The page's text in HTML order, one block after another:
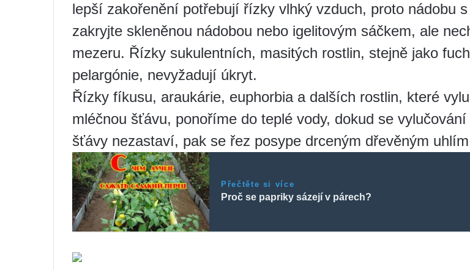
lepší zakořenění potřebují řízky vlhký vzduch, proto nádobu
zakryjte skleněnou nádobou nebo igelitovým sáčkem, ale
mezeru. Řízky sukulentních, masitých rostlin, stejně jako
pelargónie, nevyžadují úkryt.
Řízky fíkusu, araukárie, euphorbia a dalších rostlin, které
mléčnou šťávu, ponoříme do teplé vody, dokud se vylučování
šťávy nezastaví, pak se řez posype drceným dřevěným
Přečtěte si více
Proč se papriky sázejí v párech?